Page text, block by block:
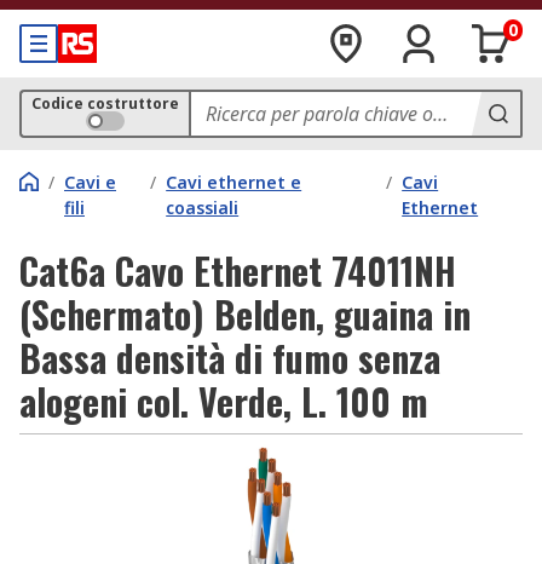
0
Codice costruttore
/ Cavi e
fili
/ Cavi ethernet e
coassiali
/ Cavi
Ethernet
Cat6a Cavo Ethernet 74011NH
(Schermato) Belden, guaina in
Bassa densità di fumo senza
alogeni col. Verde, L. 100 m